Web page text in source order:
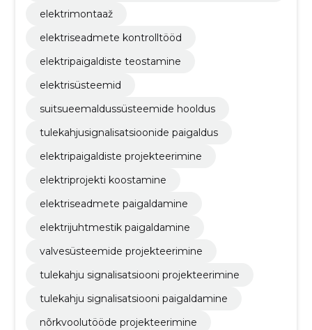
elektrimontaaž
elektriseadmete kontrolltööd
elektripaigaldiste teostamine
elektrisüsteemid
suitsueemaldussüsteemide hooldus
tulekahjusignalisatsioonide paigaldus
elektripaigaldiste projekteerimine
elektriprojekti koostamine
elektriseadmete paigaldamine
elektrijuhtmestik paigaldamine
valvesüsteemide projekteerimine
tulekahju signalisatsiooni projekteerimine
tulekahju signalisatsiooni paigaldamine
nõrkvoolutööde projekteerimine